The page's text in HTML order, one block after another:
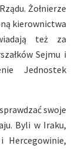
Żołnierze
kierownictwa
też za
Sejmu i
Jednostek
swoje
Byli w Iraku,
Hercegowinie,